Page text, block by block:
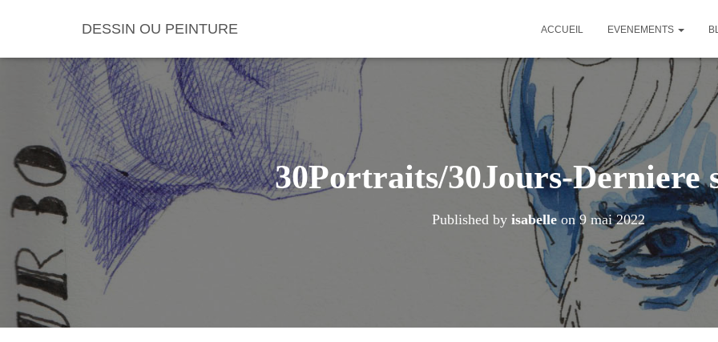
DESSIN OU PEINTURE ACCUEIL EVENEMENTS
30Portraits/30Jours-Derniere
Published by isabelleon9 mai 2022